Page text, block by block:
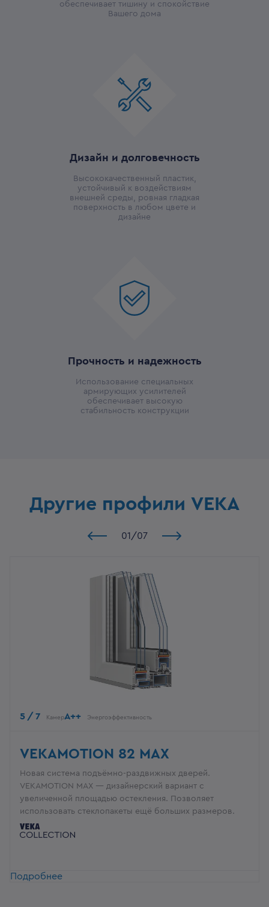
обеспечивает тишину и спокойствие
Вашего дома
Дизайн и долговечность
Высококачественный пластик,
устойчивый к воздействиям
внешней среды, ровная гладкая
поверхность в любом цвете и
дизайне
Прочность и надежность
Использование специальных
армирующих усилителей
обеспечивает высокую
стабильность конструкции
Другие профили VEKA
01 /07
5 / 7 КамерA++ Энергоэффективность
VEKAMOTION 82 MAX
Новая система подъёмно-раздвижных дверей.
VEKAMOTION MAX — дизайнерский вариант с
увеличенной площадью остекления. Позволяет
использовать стеклопакеты ещё больших размеров.
Подробнее